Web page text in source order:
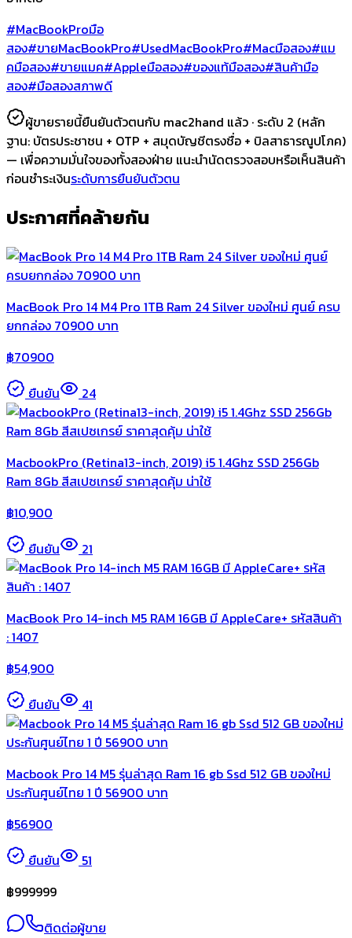
#MacBookProมือ
สอง#ขายMacBookPro#UsedMacBookPro#Macมือสอง#แม
คมือสอง#ขายแมค#Appleมือสอง#ของแท้มือสอง#สินค้ามือ
สอง#มือสองสภาพดี
ผู้ขายรายนี้ยืนยันตัวตนกับ mac2hand แล้ว · ระดับ 2 (หลัก
ฐาน: บัตรประชาชน + OTP + สมุดบัญชีตรงชื่อ + บิลสาธารณูปโภค)
— เพื่อความมั่นใจของทั้งสองฝ่าย แนะนำนัดตรวจสอบหรือเห็นสินค้า
ก่อนชำระเงินระดับการยืนยันตัวตน
ประกาศที่คล้ายกัน
MacBook Pro 14 M4 Pro 1TB Ram 24 Silver ของใหม่ ศูนย์ ครบ
ยกกล่อง 70900 บาท
฿70900
ยืนยัน
24
MacbookPro (Retina13-inch, 2019) i5 1.4Ghz SSD 256Gb
Ram 8Gb สีสเปซเกรย์ ราคาสุดคุ้ม น่าใช้
฿10,900
ยืนยัน
21
MacBook Pro 14-inch M5 RAM 16GB มี AppleCare+ รหัสสินค้า
: 1407
฿54,900
ยืนยัน
41
Macbook Pro 14 M5 รุ่นล่าสุด Ram 16 gb Ssd 512 GB ของใหม่
ประกันศูนย์ไทย 1 ปี 56900 บาท
฿56900
ยืนยัน
51
฿999999
ติดต่อผู้ขาย